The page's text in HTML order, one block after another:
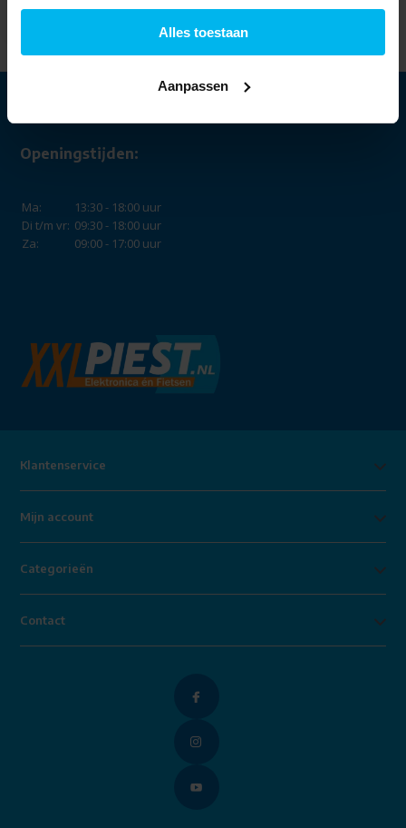
Alles toestaan
Aanpassen
139,-
Openingstijden:
Ma:
13:30 - 18:00 uur
Di t/m vr: 09:30 - 18:00 uur
Za:
09:00 - 17:00 uur
Klantenservice
Mijn account
Categorieën
Contact